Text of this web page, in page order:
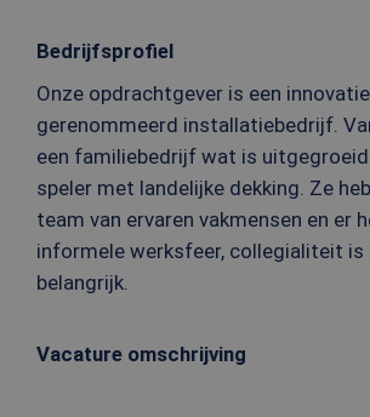
Bedrijfsprofiel
Onze opdrachtgever is een
gerenommeerd installatiebedrijf.
een familiebedrijf wat is uitgegroeid
speler met landelijke dekking. Ze
team van ervaren vakmensen en er
informele werksfeer, collegialiteit is
belangrijk.
Vacature omschrijving